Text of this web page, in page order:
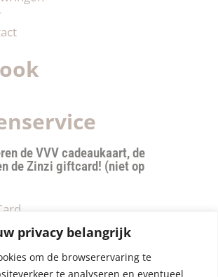
privacy belangrijk
om de browserervaring te
te analyseren en eventueel
de VVV cadeaukaart, de
de Zinzi giftcard! (niet op
& verzendkosten
Policy